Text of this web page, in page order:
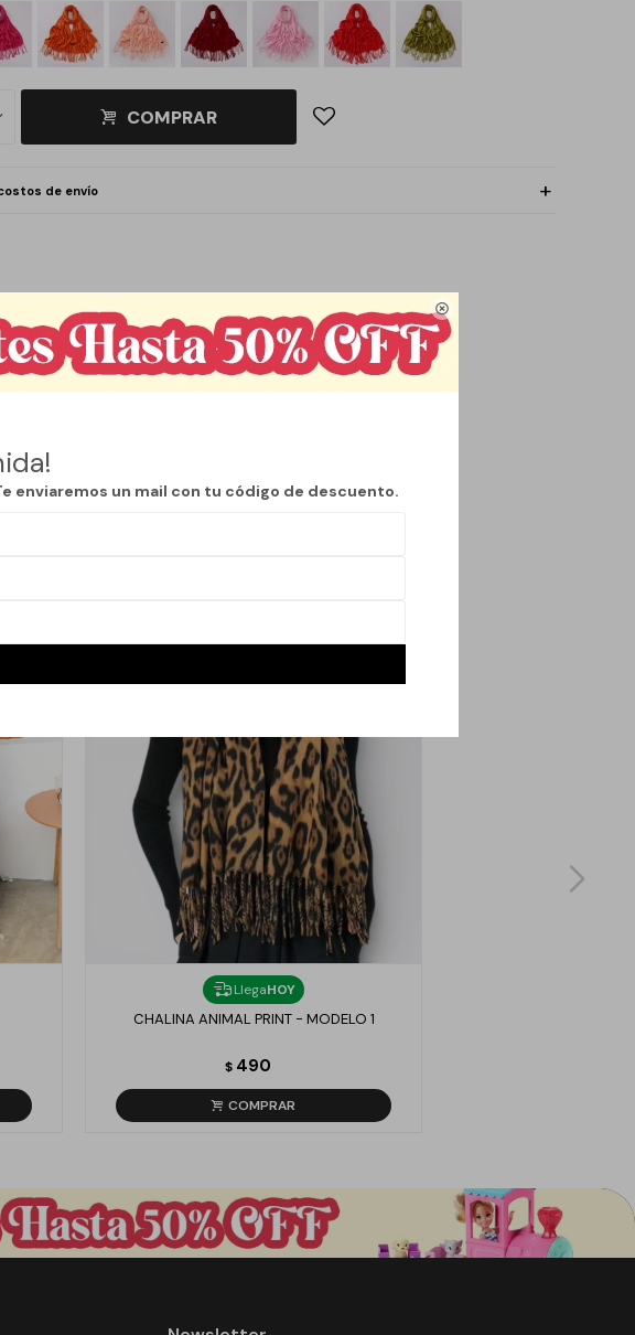

enviaremos un mail con tu código de descuento.
COMPRAR
de envío
toque de sofisticación a cualquier
LlegaHOY
CHALINA ANIMAL PRINT - MODELO 1
$ 490